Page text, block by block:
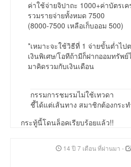
ค่าใช้จ่ายจิปาถะ 1000+ค่าบัตรเ
รวมรายจ่ายทั้งหมด 7500
(8000-7500 เหลือเก็บออม 500)
*เหมาะจะใช้วิธีที่ 1 จ่ายขั้นต่ำไป
เงินพิเศษ/โอทีถ้ามีก็ฝากออมทรัพย์
มาคิดรวมกับเงินเดือน
กรรมการชมรมไม่ใช้เทวดา
ชี้ได้แต่เส้นทาง สมาชิกต้องกระท
กระทู้นี้โดนล็อคเรียบร้อยแล้ว!!
14 ปี 7 เดือน ที่ผ่านมา -